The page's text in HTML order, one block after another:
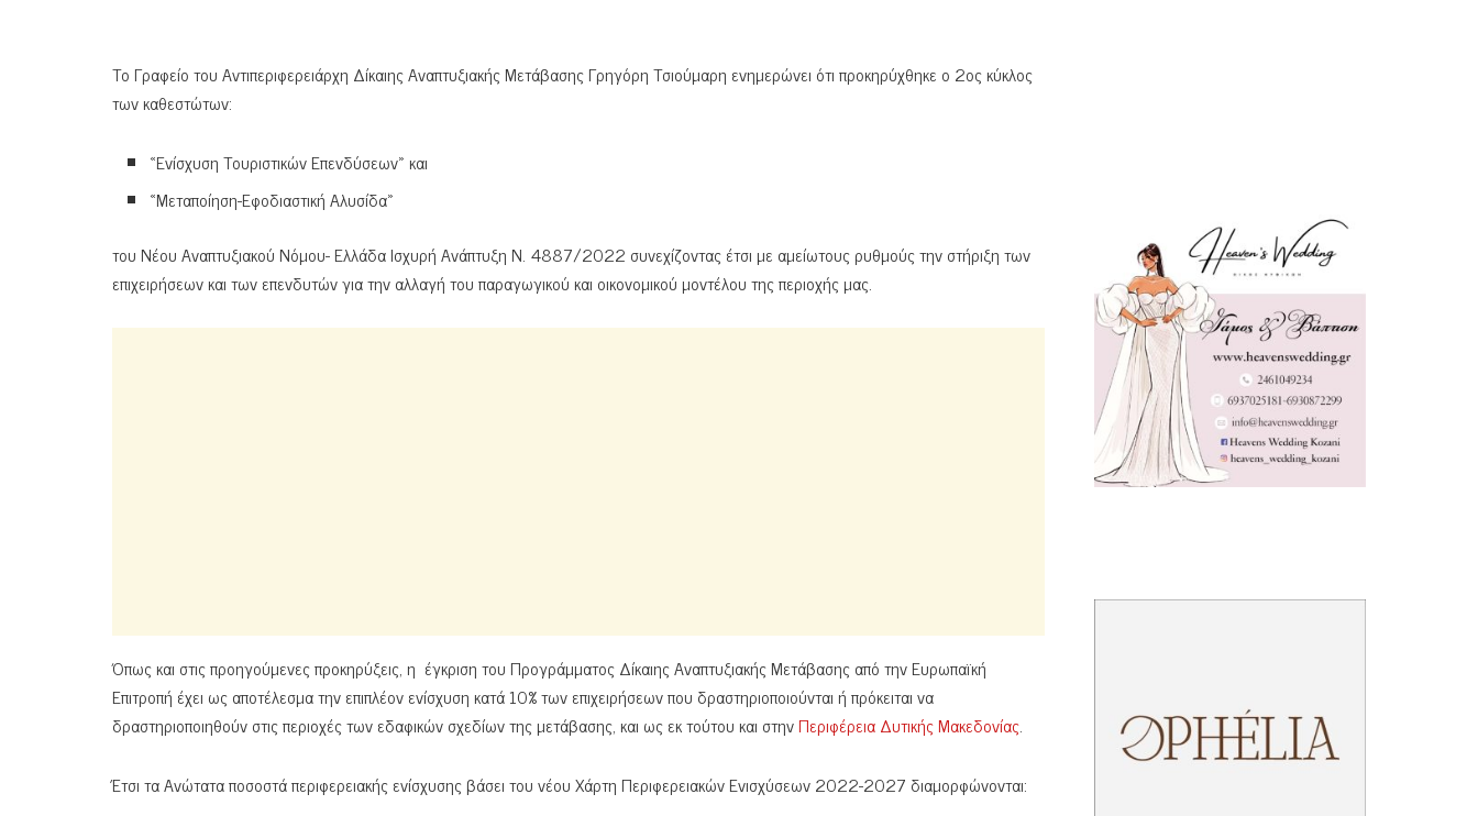
Το Γραφείο του Αντιπεριφερειάρχη Δίκαιης Αναπτυξιακής Μετάβασης Γρηγόρη Τσιούμαρη ενημερώνει ότι προκηρύχθηκε ο 2ος κύκλος
των καθεστώτων:
«Ενίσχυση Τουριστικών Επενδύσεων» και
«Μεταποίηση-Εφοδιαστική Αλυσίδα»
του Νέου Αναπτυξιακού Νόμου- Ελλάδα Ισχυρή Ανάπτυξη Ν. 4887/2022 συνεχίζοντας έτσι με αμείωτους ρυθμούς την στήριξη των
επιχειρήσεων και των επενδυτών για την αλλαγή του παραγωγικού και οικονομικού μοντέλου της περιοχής μας.
Όπως και στις προηγούμενες προκηρύξεις, η έγκριση του Προγράμματος Δίκαιης Αναπτυξιακής Μετάβασης από την Ευρωπαϊκή
Επιτροπή έχει ως αποτέλεσμα την επιπλέον ενίσχυση κατά 10% των επιχειρήσεων που δραστηριοποιούνται ή πρόκειται να
δραστηριοποιηθούν στις περιοχές των εδαφικών σχεδίων της μετάβασης, και ως εκ τούτου και στηνΠεριφέρεια Δυτικής Μακεδονίας.
Έτσι τα Ανώτατα ποσοστά περιφερειακής ενίσχυσης βάσει του νέου Χάρτη Περιφερειακών Ενισχύσεων 2022-2027 διαμορφώνονται: